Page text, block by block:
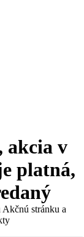
akcia v
platná,
Akčnú stránku a